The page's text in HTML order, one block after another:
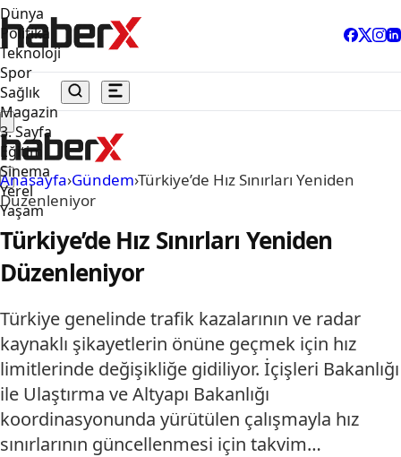
Dünya
Politika
Teknoloji
Spor
Sağlık
Magazin
3. Sayfa
Eğitim
Sinema
Yerel
Yaşam
Anasayfa›Gündem›Türkiye’de Hız Sınırları Yeniden
Düzenleniyor
Türkiye’de Hız Sınırları Yeniden
Düzenleniyor
Türkiye genelinde trafik kazalarının ve radar
kaynaklı şikayetlerin önüne geçmek için hız
limitlerinde değişikliğe gidiliyor. İçişleri Bakanlığı
ile Ulaştırma ve Altyapı Bakanlığı
koordinasyonunda yürütülen çalışmayla hız
sınırlarının güncellenmesi için takvim…